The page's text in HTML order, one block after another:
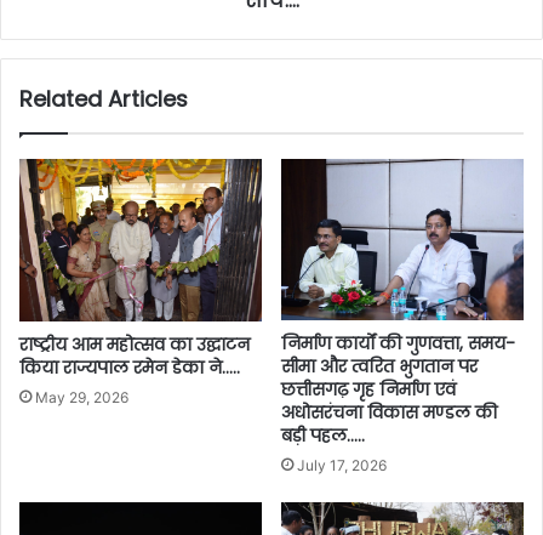
Related Articles
राष्ट्रीय आम महोत्सव का उद्घाटन
किया राज्यपाल रमेन डेका ने…..
May 29, 2026
निर्माण कार्यों की गुणवत्ता, समय-
सीमा और त्वरित भुगतान पर
छत्तीसगढ़ गृह निर्माण एवं
अधोसरंचना विकास मण्डल की
बड़ी पहल…..
July 17, 2026